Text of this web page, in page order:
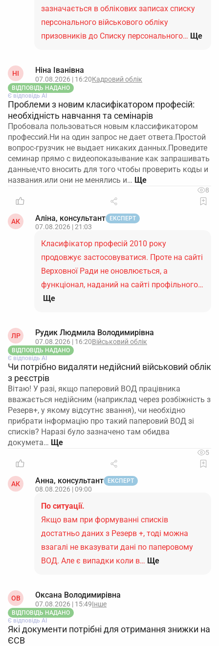
зазначається в облікових записах списку
персонального військового обліку
призовників до Списку персонального… Ще
НІ Ніна Іванівна
07.08.2026 | 16:20Кадровий облік
ВІДПОВІДЬ НАДАНО
Є відповідь АІ
Проблеми з новим класифікатором професій:
необхідність навчання та семінарів
Пробовала пользоваться новым классификатором
профессий.Ни на один запрос не дает ответа.Простой
вопрос-грузчик не выдает никаких данных.Проведите
семинар прямо с видеопоказывание как запрашивать
данные,что вносить для того чтобы проверить коды и
названия.или они не менялись и…
8
АК Аліна, консультант ЕКСПЕРТ
07.08.2026 | 21:03
Класифікатор професій 2010 року
продовжує застосовуватися. Проте на сайті
Верховної Ради не оновлюється, а
функціонал, наданий на сайті профільного…
Ще
ЛР Рудик Людмила Володимирівна
07.08.2026 | 16:20Військовий облік
ВІДПОВІДЬ НАДАНО
Є відповідь АІ
Чи потрібно видаляти недійсний військовий облік
з реєстрів
Вітаю! У разі, якщо паперовий ВОД працівника
вважається недійсним (наприклад через розбіжність з
Резерв+, у якому відсутнє звання), чи необхідно
прибрати інформацію про такий паперовий ВОД зі
списків? Наразі було зазначено там обидва
докумета…
5
АК Анна, консультант ЕКСПЕРТ
08.08.2026 | 09:00
По ситуації.
Якщо вам при формуванні списків
достатньо даних з Резерв +, тоді можна
взагалі не вказувати дані по паперовому
ВОД. Але є випадки коли в… Ще
ОВ Оксана Володимирівна
07.08.2026 | 15:49Інше
ВІДПОВІДЬ НАДАНО
Є відповідь АІ
Які документи потрібні для отримання знижки на
ЄСВ